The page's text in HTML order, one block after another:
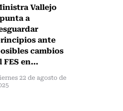
Vallejo
a
ante
cambios
FES en...
22 de agosto de